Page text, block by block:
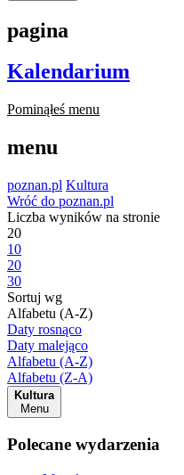
pagina
Kalendarium
Pominąłeś menu
menu
poznan.pl Kultura
Wróć do poznan.pl
Liczba wyników na stronie
20
10
20
30
Sortuj wg
Alfabetu (A-Z)
Daty rosnąco
Daty malejąco
Alfabetu (A-Z)
Alfabetu (Z-A)
Kultura
Menu
Polecane wydarzenia